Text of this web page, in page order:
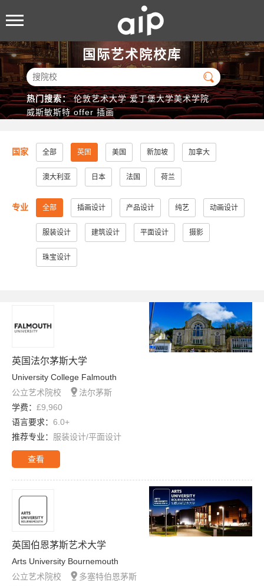
国际艺术院校库

热门搜索： 伦敦艺术大学 爱丁堡大学美术学院
威斯敏斯特 offer 插画
国家 全部 英国 美国 新加坡 加拿大
澳大利亚 日本 法国 荷兰
专业 全部 插画设计 产品设计 纯艺 动画设计
服装设计 建筑设计 平面设计 摄影
珠宝设计
英国法尔茅斯大学
University College Falmouth
公立艺术院校
 法尔茅斯
学费： £9,960
语言要求： 6.0+
推荐专业： 服装设计/平面设计
查看
英国伯恩茅斯艺术大学
Arts University Bournemouth
公立艺术院校
 多塞特伯恩茅斯